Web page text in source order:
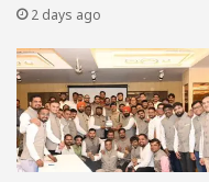
2 days ago